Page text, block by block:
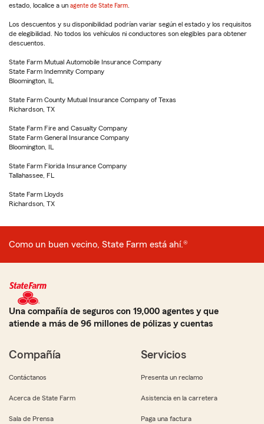
estado, localice a un agente de State Farm
Los descuentos y su disponibilidad podrían variar según el estado y los requisitos
de elegibilidad. No todos los vehículos ni conductores son elegibles para obtener
descuentos.
State Farm Mutual Automobile Insurance Company
State Farm Indemnity Company
Bloomington, IL
State Farm County Mutual Insurance Company of Texas
Richardson, TX
State Farm Fire and Casualty Company
State Farm General Insurance Company
Bloomington, IL
State Farm Florida Insurance Company
Tallahassee, FL
State Farm Lloyds
Richardson, TX
Como un buen vecino, State Farm está ahí.®
Una compañía de seguros con 19,000 agentes y que
atiende a más de 96 millones de pólizas y cuentas
Compañía
Contáctanos
Acerca de State Farm
Sala de Prensa
Servicios
Presenta un reclamo
Asistencia en la carretera
Paga una factura